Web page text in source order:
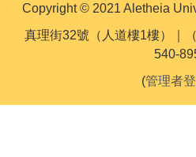
Copyright © 2021 Aletheia
真理街32號（人道樓1樓）｜
540-
(管理者